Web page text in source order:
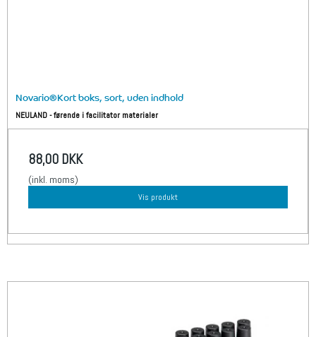
Novario®Kort boks, sort, uden indhold
NEULAND - førende i facilitator materialer
88,00 DKK
(inkl. moms)
Vis produkt